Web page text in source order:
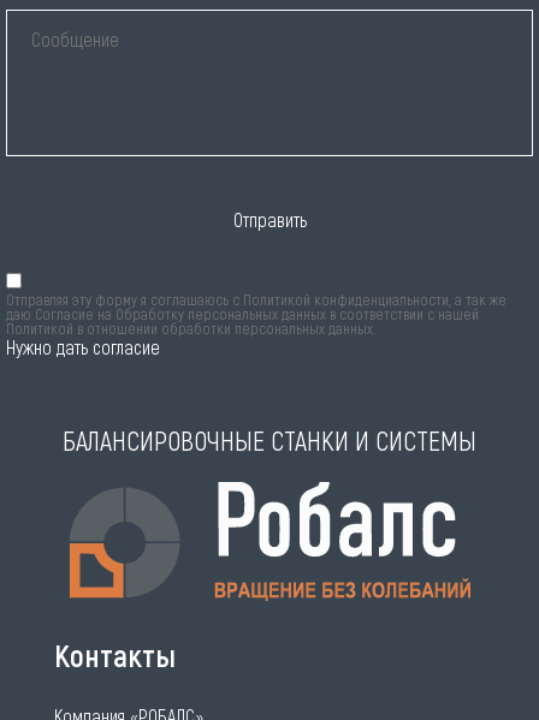
Отправить
Отправляя эту форму я соглашаюсь с Политикой конфиденциальности , а так же
даю Согласие на Обработку персональных данных в соответствии с нашей
Политикой в отношении обработки персональных данных
Нужно дать согласие
БАЛАНСИРОВОЧНЫЕ СТАНКИ И СИСТЕМЫ
Контакты